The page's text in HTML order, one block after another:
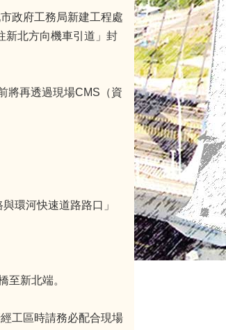
政府工務局新建工程處
新北方向機車引道」封
將再透過現場CMS（資
環河快速道路路口」
新北端。
工區時請務必配合現場